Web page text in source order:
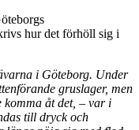
hur det förhöll sig i
i Göteborg. Under
gruslager, men
komma åt det, – var i
till dryck och